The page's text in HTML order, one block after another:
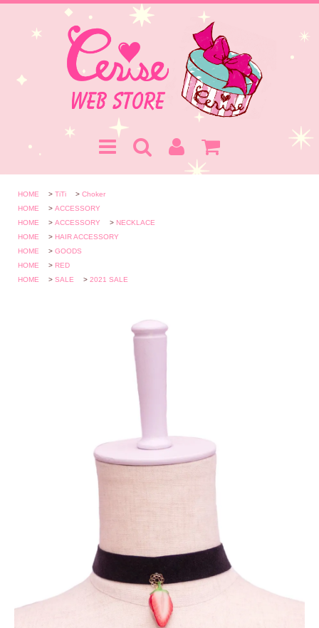
HOME > TiTi > Choker
HOME
> ACCESSORY
HOME
> ACCESSORY > NECKLACE
HOME
> HAIR ACCESSORY
HOME
> GOODS
HOME
> RED
HOME
> SALE > 2021 SALE